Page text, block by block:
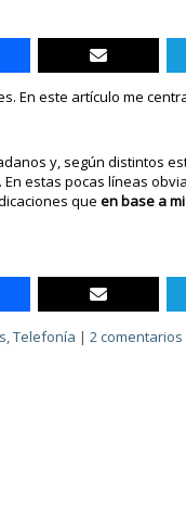
En este artículo me
y, según distintos
estas pocas líneas
queen base a
,Telefonía |2 comentarios